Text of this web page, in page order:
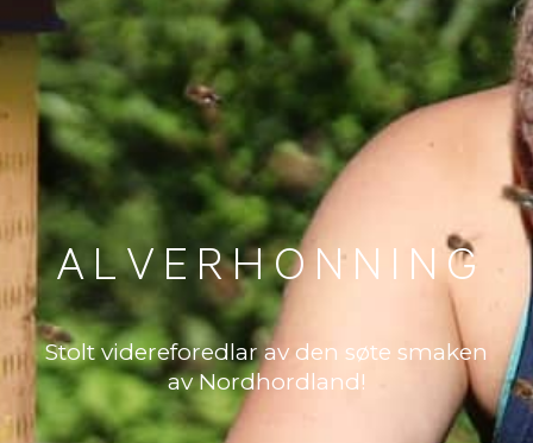
ALV E RHO N N I NG
Stolt videreforedlar av den søte smaken
av Nordhordland!